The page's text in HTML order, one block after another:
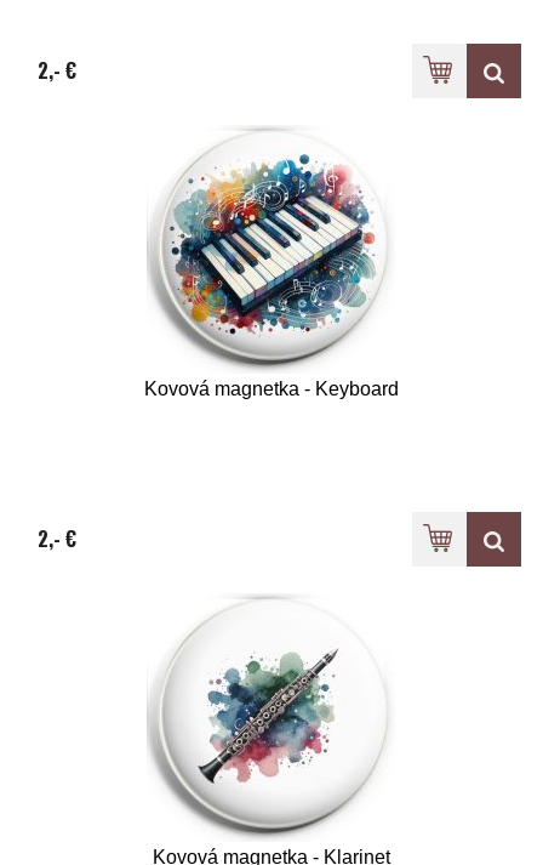
2,- €
Kovová magnetka - Keyboard
2,- €
Kovová magnetka - Klarinet